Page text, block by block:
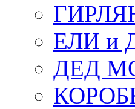
ЕЛИ и
ДЕД